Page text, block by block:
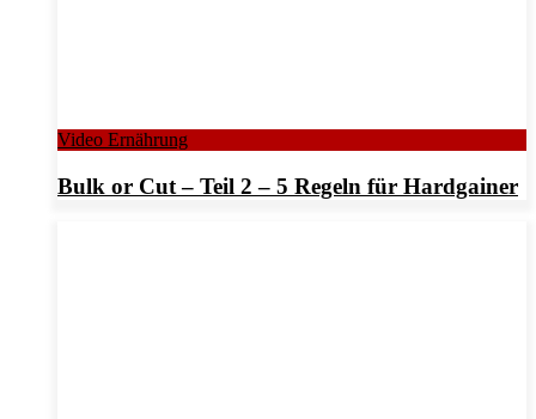
Video Ernährung
Bulk or Cut – Teil 2 – 5 Regeln für Hardgainer